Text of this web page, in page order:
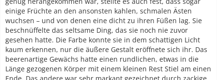
einige Früchte an den ansonsten kahlen, schmalen Ästen
wuchsen – und von denen eine dicht zu ihren Füßen lag. Sie
beschnüffelte das seltsame Ding, das sie noch nie zuvor
gesehen hatte. Die Farbe konnte sie in dem schattigen Licht
kaum erkennen, nur die äußere Gestalt eröffnete sich ihr. Das
beerenartige Gewächs hatte einen rundlichen, etwas in die
Länge gezogenen Körper mit einem kleinen Rest Stiel am einen